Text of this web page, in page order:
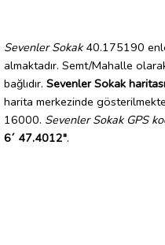
Sevenler Sokak40.175190
almaktadır. Semt/Mahalle
bağlıdır. Sevenler Sokak haritası
harita merkezinde
16000. Sevenler Sokak GPS
6´ 47.4012".